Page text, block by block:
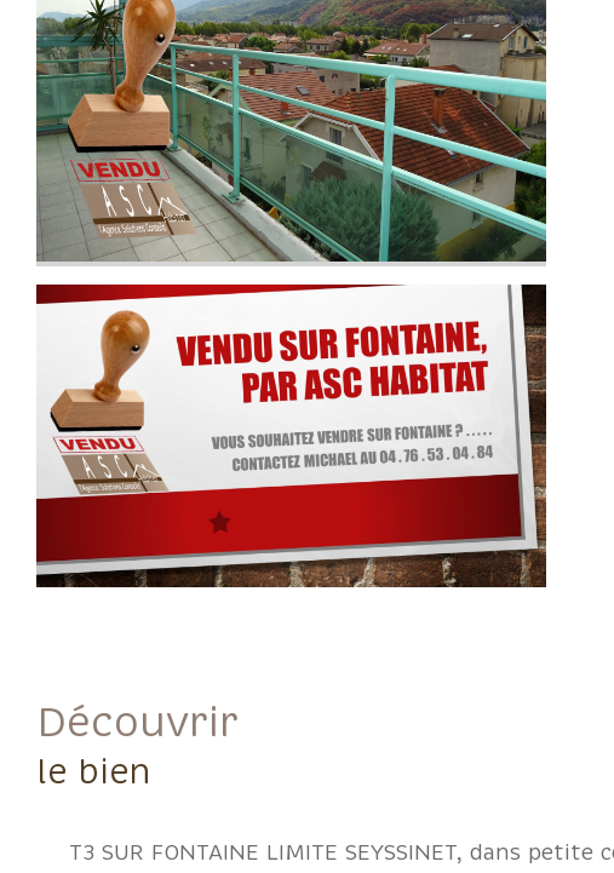
découvrir
le bien
T3 SUR FONTAINE LIMITE SEYSSINET, dans